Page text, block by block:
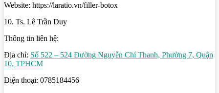
Website: https://laratio.vn/filler-botox
10. Ts. Lê Trần Duy
Thông tin liên hệ:
Địa chỉ: Số 522 – 524 Đường Nguyễn Chí Thanh, Phường 7, Quận
10, TPHCM
Điện thoại: 0785184456